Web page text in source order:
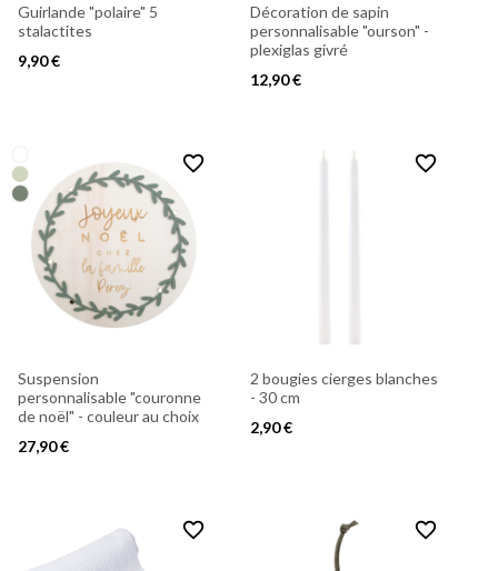
Guirlande "polaire" 5
stalactites
9,90 €
Décoration de sapin
personnalisable "ourson" -
plexiglas givré
12,90 €
favorite_border
Suspension
personnalisable "couronne
de noël" - couleur au choix
27,90 €
favorite_border
2 bougies cierges blanches
- 30 cm
2,90 €
favorite_border favorite_border